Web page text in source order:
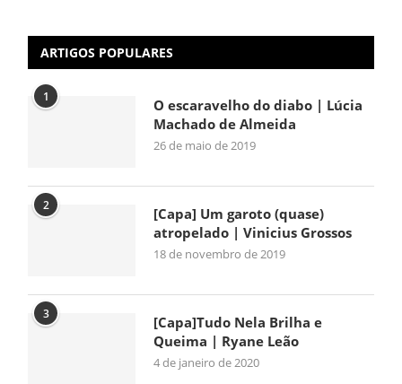
ARTIGOS POPULARES
1
O escaravelho do diabo | Lúcia
Machado de Almeida
26 de maio de 2019
2
[Capa] Um garoto (quase)
atropelado | Vinicius Grossos
18 de novembro de 2019
3
[Capa]Tudo Nela Brilha e
Queima | Ryane Leão
4 de janeiro de 2020